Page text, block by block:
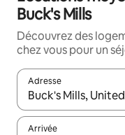
Buck's Mills
Découvrez des
chez vous pour un
Adresse
Lorsque les
Arrivée